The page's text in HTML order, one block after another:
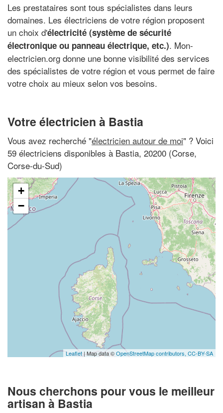
Les prestataires sont tous spécialistes dans leurs
domaines. Les électriciens de votre région proposent
un choix d'électricité (système de sécurité
électronique ou panneau électrique, etc.). Mon-
electricien.org donne une bonne visibilité des services
des spécialistes de votre région et vous permet de faire
votre choix au mieux selon vos besoins.
Votre électricien à Bastia
Vous avez recherché "électricien autour de moi" ? Voici
59 électriciens disponibles à Bastia, 20200 (Corse,
Corse-du-Sud)
+
−
Leaflet | Map data ©OpenStreetMap contributors, CC-BY-SA
Nous cherchons pour vous le meilleur
artisan à Bastia